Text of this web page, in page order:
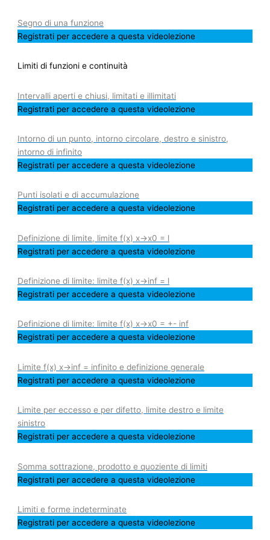
Segno di una funzione
Registrati per accedere a questa videolezione
Limiti di funzioni e continuità
Intervalli aperti e chiusi, limitati e illimitati
Registrati per accedere a questa videolezione
Intorno di un punto, intorno circolare, destro e sinistro,
intorno di infinito
Registrati per accedere a questa videolezione
Punti isolati e di accumulazione
Registrati per accedere a questa videolezione
Definizione di limite, limite f(x) x->x0 = l
Registrati per accedere a questa videolezione
Definizione di limite: limite f(x) x->inf = l
Registrati per accedere a questa videolezione
Definizione di limite: limite f(x) x->x0 = +- inf
Registrati per accedere a questa videolezione
Limite f(x) x->inf = infinito e definizione generale
Registrati per accedere a questa videolezione
Limite per eccesso e per difetto, limite destro e limite
sinistro
Registrati per accedere a questa videolezione
Somma sottrazione, prodotto e quoziente di limiti
Registrati per accedere a questa videolezione
Limiti e forme indeterminate
Registrati per accedere a questa videolezione